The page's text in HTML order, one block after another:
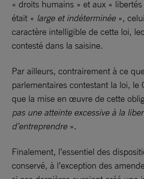
« droits humains » et aux «
était « large et indéterminée »,
caractère intelligible de cette loi,
contesté dans la saisine.
Par ailleurs, contrairement à ce
parlementaires contestant la loi, le
que la mise en œuvre de cette
pas une atteinte excessive à la
d’entreprendre».
Finalement, l’essentiel des
conservé, à l’exception des